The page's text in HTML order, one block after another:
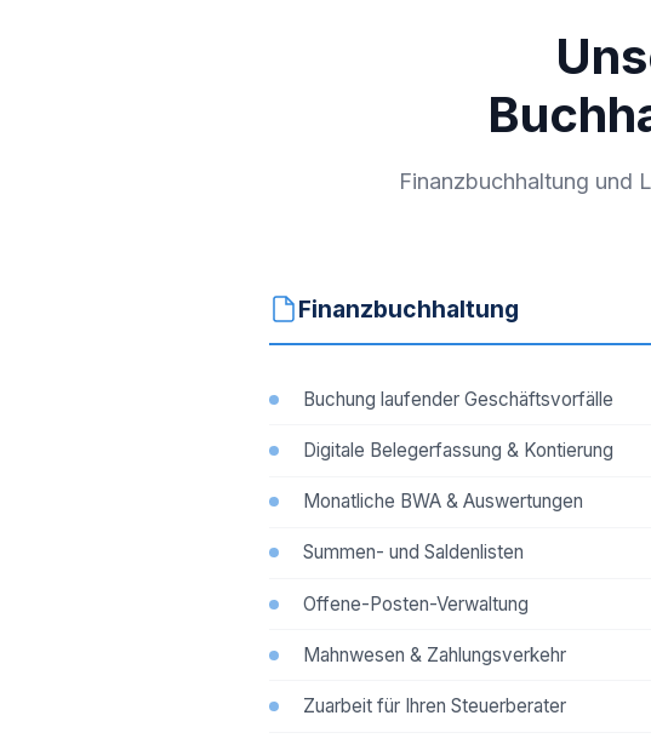
Finanzbuchhaltung und
Finanzbuchhaltung
Buchung laufender Geschäftsvorfälle
Digitale Belegerfassung & Kontierung
Monatliche BWA & Auswertungen
Summen- und Saldenlisten
Offene-Posten-Verwaltung
Mahnwesen & Zahlungsverkehr
Zuarbeit für Ihren Steuerberater